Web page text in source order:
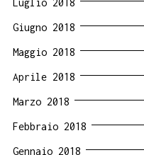
Giugno 2018
Maggio 2018
Aprile 2018
Marzo 2018
Febbraio 2018
Gennaio 2018